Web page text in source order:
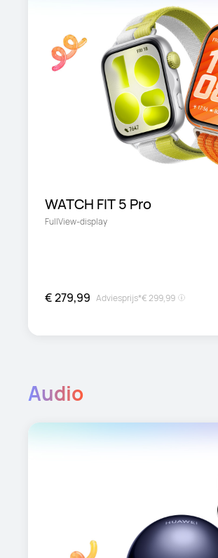
WATCH FIT 5 Pro
FullView-display
€ 279,99 Adviesprijs*€ 299,99
Audio